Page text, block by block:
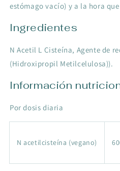
estómago vacío) y a la hora
Ingredientes
N Acetil L Cisteína, Agente de
(Hidroxipropil Metilcelulosa)).
Información
Por dosis diaria
N acetilcisteína (vegano)